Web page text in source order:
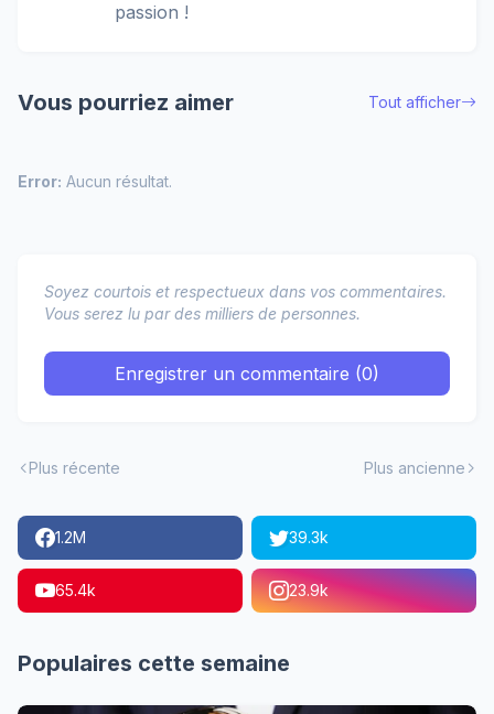
passion !
Vous pourriez aimer Tout afficher
Error: Aucun résultat.
Soyez courtois et respectueux dans vos commentaires.
Vous serez lu par des milliers de personnes.
Enregistrer un commentaire (0)
Plus récente Plus ancienne
1.2M 39.3k
65.4k 23.9k
Populaires cette semaine